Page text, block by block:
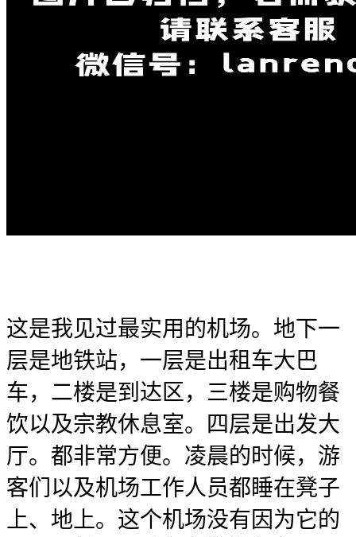
这是我见过最实用的机场。地下一
层是地铁站，一层是出租车大巴
车，二楼是到达区，三楼是购物餐
饮以及宗教休息室。四层是出发大
厅。都非常方便。凌晨的时候，游
客们以及机场工作人员都睡在凳子
上、地上。这个机场没有因为它的